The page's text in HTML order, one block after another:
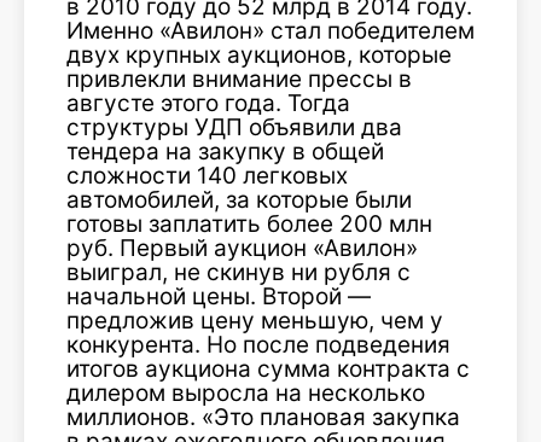
в 2010 году до 52 млрд в 2014 году.
Именно «Авилон» стал победителем
двух крупных аукционов, которые
привлекли внимание прессы в
августе этого года. Тогда
структуры УДП объявили два
тендера на закупку в общей
сложности 140 легковых
автомобилей, за которые были
готовы заплатить более 200 млн
руб. Первый аукцион «Авилон»
выиграл, не скинув ни рубля с
начальной цены. Второй —
предложив цену меньшую, чем у
конкурента. Но после подведения
итогов аукциона сумма контракта с
дилером выросла на несколько
миллионов. «Это плановая закупка